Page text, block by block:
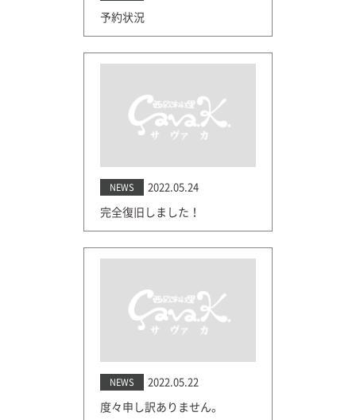
予約状況
NEWS 2022.05.24
完全復旧しました！
NEWS 2022.05.22
度々申し訳ありません。